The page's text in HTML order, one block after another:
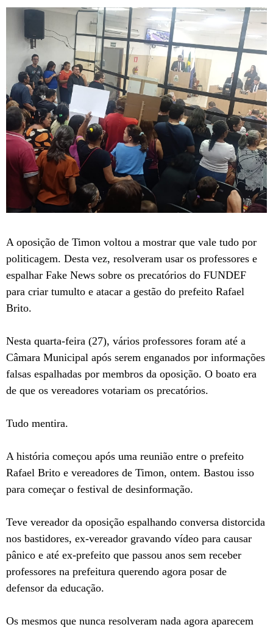
A oposição de Timon voltou a mostrar que vale tudo por
politicagem. Desta vez, resolveram usar os professores e
espalhar Fake News sobre os precatórios do FUNDEF
para criar tumulto e atacar a gestão do prefeito Rafael
Brito.
Nesta quarta-feira (27), vários professores foram até a
Câmara Municipal após serem enganados por informações
falsas espalhadas por membros da oposição. O boato era
de que os vereadores votariam os precatórios.
Tudo mentira.
A história começou após uma reunião entre o prefeito
Rafael Brito e vereadores de Timon, ontem. Bastou isso
para começar o festival de desinformação.
Teve vereador da oposição espalhando conversa distorcida
nos bastidores, ex-vereador gravando vídeo para causar
pânico e até ex-prefeito que passou anos sem receber
professores na prefeitura querendo agora posar de
defensor da educação.
Os mesmos que nunca resolveram nada agora aparecem